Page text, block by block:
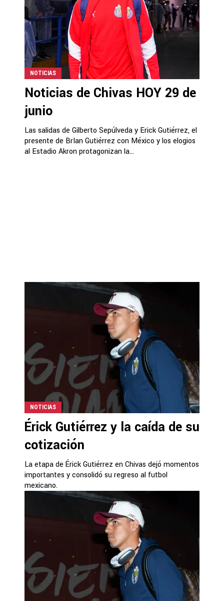
NOTICIAS
Noticias de Chivas HOY 29 de
junio
Las salidas de Gilberto Sepúlveda y Erick Gutiérrez, el
presente de BrIan Gutiérrez con México y los elogios
al Estadio Akron protagonizan la...
NOTICIAS
Érick Gutiérrez y la caída de su
cotización
La etapa de Érick Gutiérrez en Chivas dejó momentos
importantes y consolidó su regreso al futbol
mexicano.